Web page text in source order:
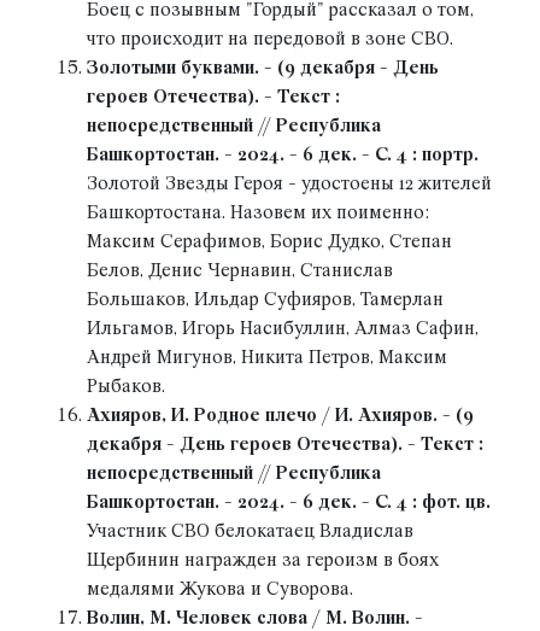
Боец с позывным "Гордый" рассказал о том,
что происходит на передовой в зоне СВО.
Золотыми буквами. - (9 декабря - День
героев Отечества). - Текст :
непосредственный // Республика
Башкортостан. - 2024. - 6 дек. - С. 4 : портр.
Золотой Звезды Героя - удостоены 12 жителей
Башкортостана. Назовем их поименно:
Максим Серафимов, Борис Дудко, Степан
Белов, Денис Чернавин, Станислав
Большаков, Ильдар Суфияров, Тамерлан
Ильгамов, Игорь Насибуллин, Алмаз Сафин,
Андрей Мигунов, Никита Петров, Максим
Рыбаков.
Ахияров, И. Родное плечо / И. Ахияров. - (9
декабря - День героев Отечества). - Текст :
непосредственный // Республика
Башкортостан. - 2024. - 6 дек. - С. 4 : фот. цв.
Участник СВО белокатаец Владислав
Щербинин награжден за героизм в боях
медалями Жукова и Суворова.
Волин, М. Человек слова / М. Волин. -